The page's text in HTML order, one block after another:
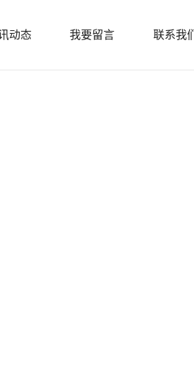
动态 我要留言 联系我们